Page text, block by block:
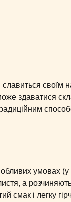
своїм
здаватися
умовах (у
а
смак і легку